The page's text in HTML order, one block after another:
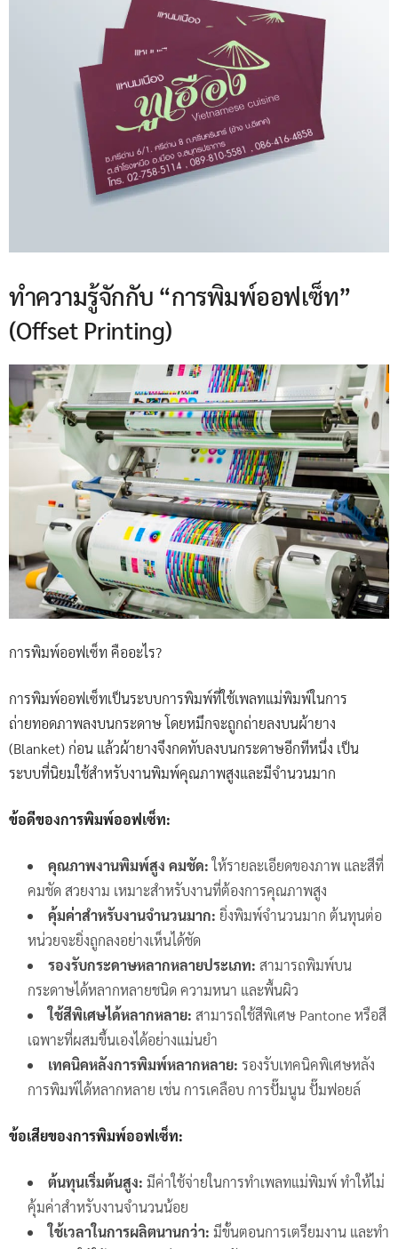
ทำความรู้จักกับ “การพิมพ์ออฟเซ็ท”
(Offset Printing)
การพิมพ์ออฟเซ็ท คืออะไร?
การพิมพ์ออฟเซ็ทเป็นระบบการพิมพ์ที่ใช้เพลทแม่พิมพ์ในการ
ถ่ายทอดภาพลงบนกระดาษ โดยหมึกจะถูกถ่ายลงบนผ้ายาง
(Blanket) ก่อน แล้วผ้ายางจึงกดทับลงบนกระดาษอีกทีหนึ่ง เป็น
ระบบที่นิยมใช้สำหรับงานพิมพ์คุณภาพสูงและมีจำนวนมาก
ข้อดีของการพิมพ์ออฟเซ็ท:
คุณภาพงานพิมพ์สูง คมชัด:ให้รายละเอียดของภาพ และสีที่
คมชัด สวยงาม เหมาะสำหรับงานที่ต้องการคุณภาพสูง
คุ้มค่าสำหรับงานจำนวนมาก: ยิ่งพิมพ์จำนวนมาก ต้นทุนต่อ
หน่วยจะยิ่งถูกลงอย่างเห็นได้ชัด
รองรับกระดาษหลากหลายประเภท: สามารถพิมพ์บน
กระดาษได้หลากหลายชนิด ความหนา และพื้นผิว
ใช้สีพิเศษได้หลากหลาย: สามารถใช้สีพิเศษ Pantone หรือสี
เฉพาะที่ผสมขึ้นเองได้อย่างแม่นยำ
เทคนิคหลังการพิมพ์หลากหลาย: รองรับเทคนิคพิเศษหลัง
การพิมพ์ได้หลากหลาย เช่น การเคลือบ การปั๊มนูน ปั๊มฟอยล์
ข้อเสียของการพิมพ์ออฟเซ็ท:
ต้นทุนเริ่มต้นสูง: มีค่าใช้จ่ายในการทำเพลทแม่พิมพ์ ทำให้ไม่
คุ้มค่าสำหรับงานจำนวนน้อย
ใช้เวลาในการผลิตนานกว่า: มีขั้นตอนการเตรียมงาน และทำ